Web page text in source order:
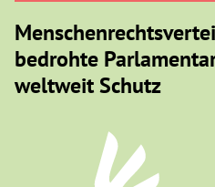
bedrohte
weltweit Schutz